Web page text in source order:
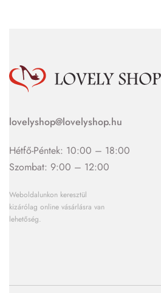
lovelyshop@lovelyshop.hu
Hétfő-Péntek: 10:00 – 18:00
Szombat: 9:00 – 12:00
Weboldalunkon keresztül
kizárólag online vásárlásra van
lehetőség.